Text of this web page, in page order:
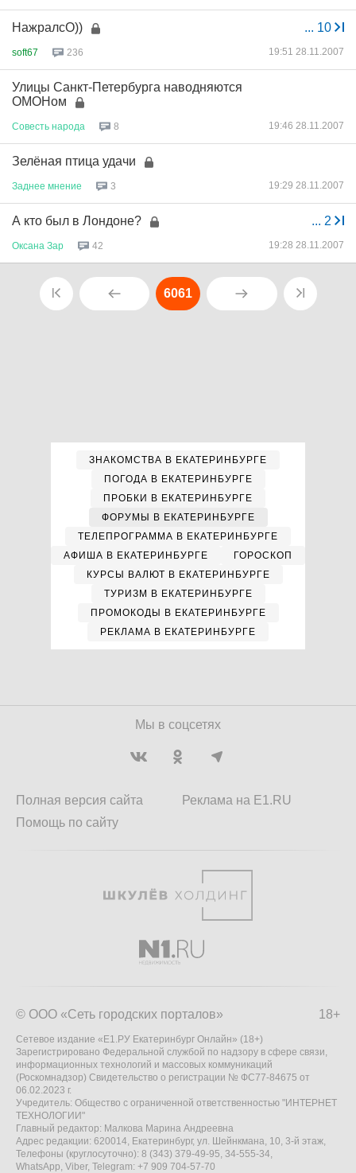
... 10
НажралсО))
soft67 236 19:51 28.11.2007
Улицы Санкт-Петербурга наводняются
ОМОНом
Совесть народа 8 19:46 28.11.2007
Зелёная птица удачи
Заднее мнение 3 19:29 28.11.2007
... 2
А кто был в Лондоне?
Оксана Зар 42 19:28 28.11.2007
6061
ЗНАКОМСТВА В ЕКАТЕРИНБУРГЕ
ПОГОДА В ЕКАТЕРИНБУРГЕ
ПРОБКИ В ЕКАТЕРИНБУРГЕ
ФОРУМЫ В ЕКАТЕРИНБУРГЕ
ТЕЛЕПРОГРАММА В ЕКАТЕРИНБУРГЕ
АФИША В ЕКАТЕРИНБУРГЕ
ГОРОСКОП
КУРСЫ ВАЛЮТ В ЕКАТЕРИНБУРГЕ
ТУРИЗМ В ЕКАТЕРИНБУРГЕ
ПРОМОКОДЫ В ЕКАТЕРИНБУРГЕ
РЕКЛАМА В ЕКАТЕРИНБУРГЕ
Мы в соцсетях
Полная версия сайта
Помощь по сайту
Реклама на E1.RU
18+
© ООО «Сеть городских порталов»
Сетевое издание «Е1.РУ Екатеринбург Онлайн» (18+)
Зарегистрировано Федеральной службой по надзору в сфере связи,
информационных технологий и массовых коммуникаций
(Роскомнадзор) Свидетельство о регистрации № ФС77-84675 от
06.02.2023 г.
Учредитель: Общество с ограниченной ответственностью "ИНТЕРНЕТ
ТЕХНОЛОГИИ"
Главный редактор: Малкова Марина Андреевна
Адрес редакции: 620014, Екатеринбург, ул. Шейнкмана, 10, 3-й этаж,
Телефоны (круглосуточно): 8 (343) 379-49-95, 34-555-34,
WhatsApp, Viber, Telegram: +7 909 704-57-70